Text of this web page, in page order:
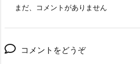
まだ、コメントがありません
コメントをどうぞ